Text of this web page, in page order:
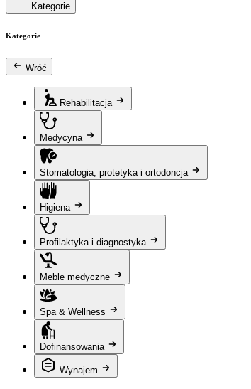
Kategorie
Kategorie
Wróć
Rehabilitacja
Medycyna
Stomatologia, protetyka i ortodoncja
Higiena
Profilaktyka i diagnostyka
Meble medyczne
Spa & Wellness
Dofinansowania
Wynajem